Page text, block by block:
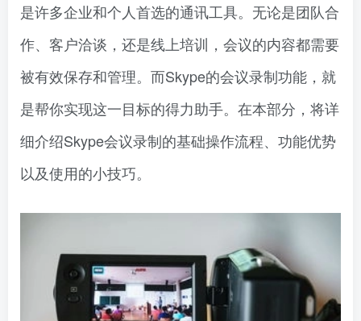
是许多企业和个人首选的通讯工具。无论是团队合
作、客户洽谈，还是线上培训，会议的内容都需要
被有效保存和管理。而Skype的会议录制功能，就
是帮你实现这一目标的得力助手。在本部分，将详
细介绍Skype会议录制的基础操作流程、功能优势
以及使用的小技巧。